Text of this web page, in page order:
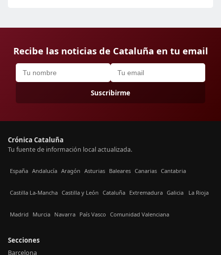
Recibe las noticias de Cataluña en tu email
Suscribirme
Crónica Cataluña
Tu fuente de información local actualizada.
España Andalucía Aragón Asturias Baleares Canarias Cantabria
Castilla La-Mancha Castilla y León Cataluña Extremadura Galicia La Rioja
Madrid Murcia Navarra País Vasco Comunidad Valenciana
Secciones
Barcelona